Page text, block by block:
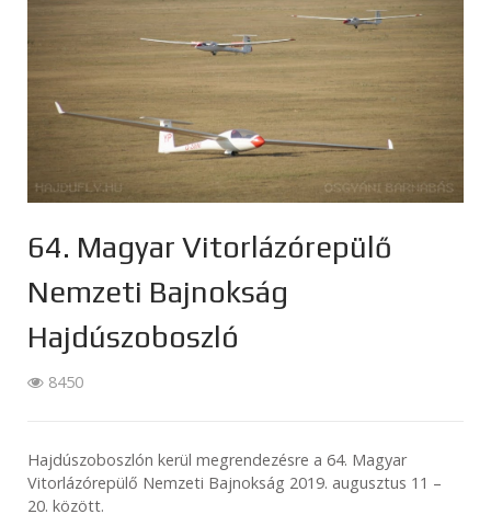
64. Magyar Vitorlázórepülő
Nemzeti Bajnokság
Hajdúszoboszló
8450
Hajdúszoboszlón kerül megrendezésre a 64. Magyar
Vitorlázórepülő Nemzeti Bajnokság 2019. augusztus 11 –
20. között.